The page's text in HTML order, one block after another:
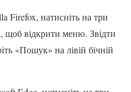
Firefox, натисніть на три
щоб відкрити меню. Звідти
«Пошук» на лівій бічній